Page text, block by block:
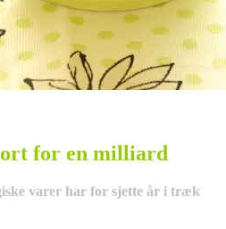
for en milliard
varer har for sjette år i træk